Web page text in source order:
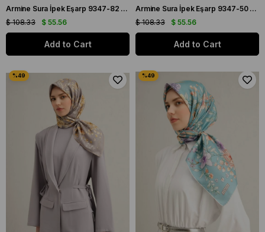
Armine Sura İpek Eşarp 9347-82 Lila Karışık Desen
$ 55.56
$ 108.33
Add to Cart
Armine Sura İpek Eşarp 9347-50 Lila Karışık Desen
$ 55.56
$ 108.33
Add to Cart